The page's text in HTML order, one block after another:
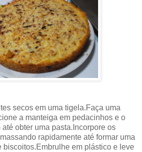
secos em uma tigela.Faça uma
a manteiga em pedacinhos e o
obter uma pasta.Incorpore os
rapidamente até formar uma
biscoitos.Embrulhe em plástico e leve